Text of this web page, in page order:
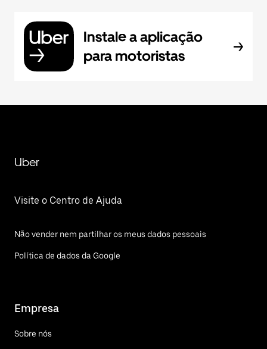
Instale a aplicação
para motoristas
Uber
Visite o Centro de Ajuda
Não vender nem partilhar os meus dados pessoais
Política de dados da Google
Empresa
Sobre nós